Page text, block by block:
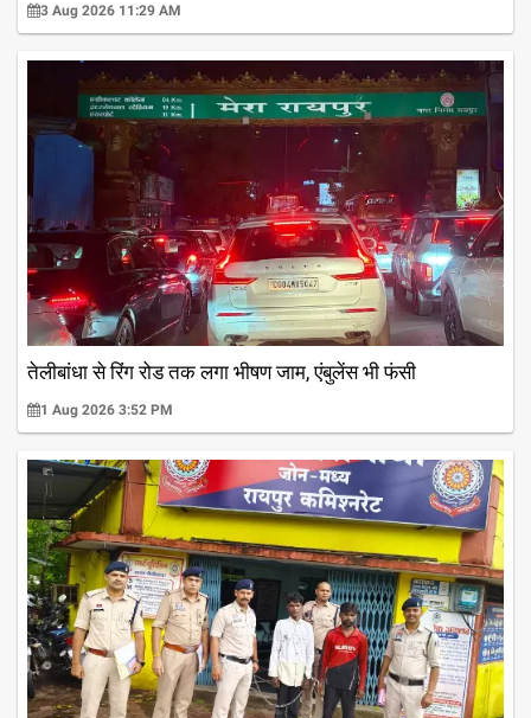
3 Aug 2026 11:29 AM
तेलीबांधा से रिंग रोड तक लगा भीषण जाम, एंबुलेंस भी फंसी
1 Aug 2026 3:52 PM